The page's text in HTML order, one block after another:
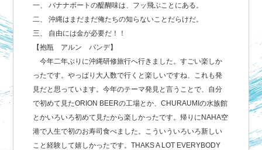
一、 バナナボートの醍醐味は、フッ飛ぶことにある。
二、 沖縄はまだまだ俺たちの知らないことだらけだ。
三、 自由には金が必要だ！！
【抱瓶 アルン パンデ】
今年二年ぶりに沖縄研修旅行へ行きました。すごい楽しか
ったです。やっぱり大人数で行くと楽しいですね、これも発
見だと思っています。今年のテーマ発見と言うことで、自分
で初めて見たORION BEERの工場とか、CHURAUMIの水族館
とかいろいろ初めて見たから楽しかったです。帰りにNAHA空
港で人生で初のお寿司食べました。こういういろいろ新しい
こと経験して嬉しかったです。THAKS A LOT EVERYBODY